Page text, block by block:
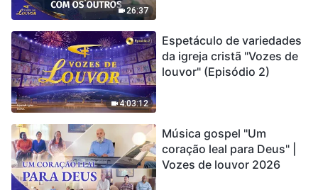
26:37
4:03:12
Espetáculo de variedades
da igreja cristã "Vozes de
louvor" (Episódio 2)
Música gospel "Um
coração leal para Deus" |
Vozes de louvor 2026